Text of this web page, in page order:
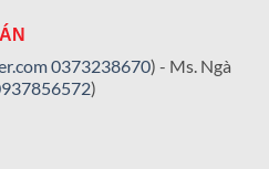
0373238670) - Ms. Ngà
)